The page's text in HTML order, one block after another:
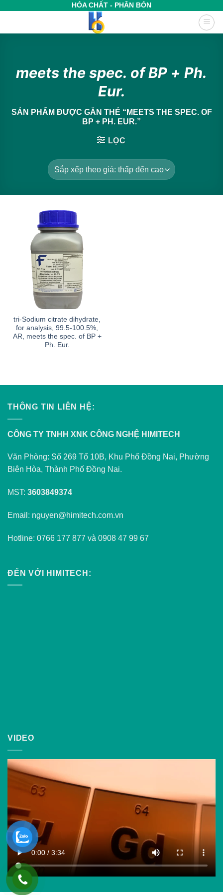
HÓA CHẤT - PHÂN BÓN
meets the spec. of BP + Ph.
Eur.
SẢN PHẨM ĐƯỢC GẮN THẺ “MEETS THE SPEC. OF
BP + PH. EUR.”
LỌC
tri-Sodium citrate dihydrate,
for analysis, 99.5-100.5%,
AR, meets the spec. of BP +
Ph. Eur.
THÔNG TIN LIÊN HỆ:
CÔNG TY TNHH XNK CÔNG NGHỆ HIMITECH
Văn Phòng: Số 269 Tổ 10B, Khu Phố Đồng Nai, Phường
Biên Hòa, Thành Phố Đồng Nai.
MST: 3603849374
Email: nguyen@himitech.com.vn
Hotline: 0766 177 877 và 0908 47 99 67
ĐẾN VỚI HIMITECH:
VIDEO